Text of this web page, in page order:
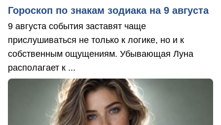
Гороскоп по знакам зодиака на 9 августа
9 августа события заставят чаще
прислушиваться не только к логике, но и к
собственным ощущениям. Убывающая Луна
располагает к ...